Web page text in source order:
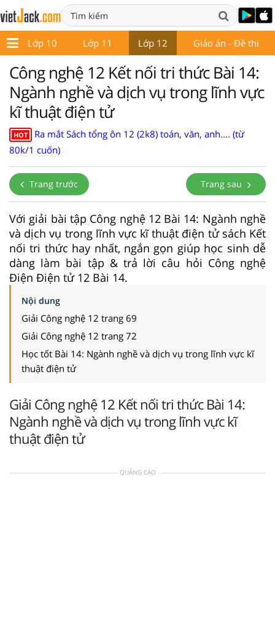
Lớp 10 Lớp 11 Lớp 12 Giáo án - Đề thi
Công nghệ 12 Kết nối tri thức Bài 14:
Ngành nghề và dịch vụ trong lĩnh vực
kĩ thuật điện tử
HOT
Ra mắt Sách tổng ôn 12 (2k8) toán, văn, anh.... (từ
80k/1 cuốn)
Trang trước Trang sau
Với giải bài tập Công nghệ 12 Bài 14: Ngành nghề
và dịch vụ trong lĩnh vực kĩ thuật điện tử sách Kết
nối tri thức hay nhất, ngắn gọn giúp học sinh dễ
dàng làm bài tập & trả lời câu hỏi Công nghệ
Điện Điện tử 12 Bài 14.
Nội dung
Giải Công nghệ 12 trang 69
Giải Công nghệ 12 trang 72
Học tốt Bài 14: Ngành nghề và dịch vụ trong lĩnh vực kĩ
thuật điện tử
Giải Công nghệ 12 Kết nối tri thức Bài 14:
Ngành nghề và dịch vụ trong lĩnh vực kĩ
thuật điện tử
QUẢNG CÁO